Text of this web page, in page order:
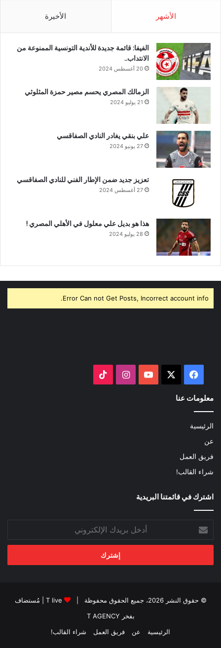
الأشهر الأخيرة
الفيفا: قائمة جديدة للأندية التونسية الممنوعة من
الانتداب..
20 أغسطس 2024
الزمالك المصري يحسم مصير حمزة المثلوثي
21 يوليو 2024
علي بنقي يغادر النادي الصفاقسي
27 يونيو 2024
تعزيز جديد ضمن الإطار الفني للنادي الصفاقسي
27 أغسطس 2024
هذا هو بديل علي معلول في الأهلي المصري !
28 يوليو 2024
Error Can not Get Posts, Incorrect account info.
فيسبوك ‫YouTubeانستقرام
معلومات عنا
الرئيسية
عن
فريق العمل
شراء القالب!
اشترك في قائمتنا البريدية
بريدك
الإلكتروني
© حقوق النشر 2026، جميع الحقوق محفوظة | T live | مُستضاف
بفخر T AGENCY
الرئيسية
عن فريق العمل شراء القالب!